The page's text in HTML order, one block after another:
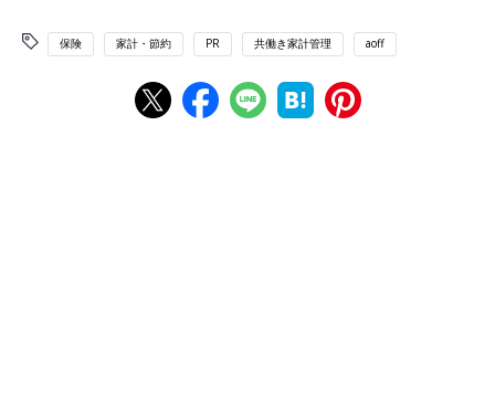
保険 家計・節約 PR 共働き家計管理 aoff